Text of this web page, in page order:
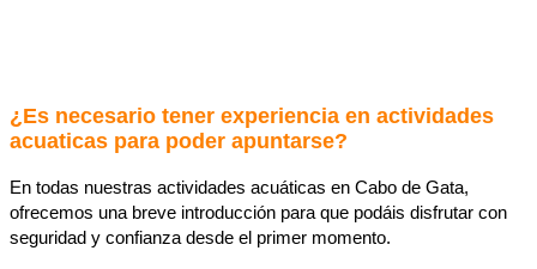
¿Es necesario tener experiencia en actividades
acuaticas para poder apuntarse?
En todas nuestras actividades acuáticas en Cabo de Gata,
ofrecemos una breve introducción para que podáis disfrutar con
seguridad y confianza desde el primer momento.